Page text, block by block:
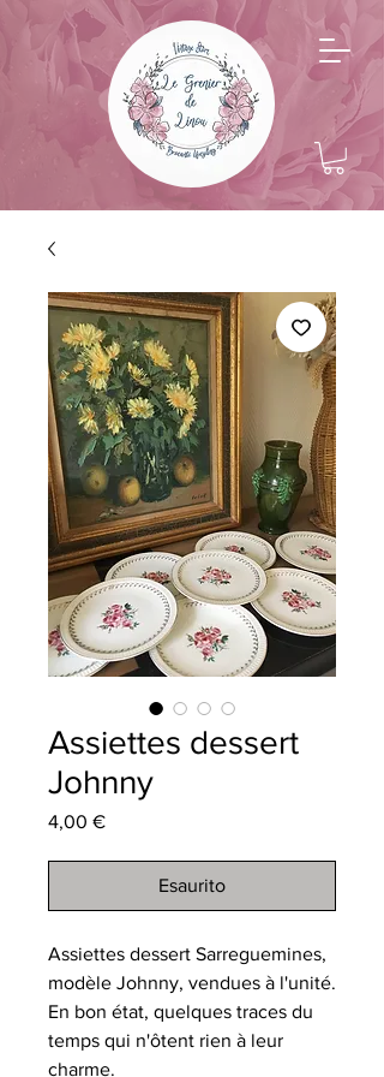
Assiettes dessert
Johnny
4,00 €Prezzo
Esaurito
Assiettes dessert Sarreguemines,
modèle Johnny, vendues à l'unité.
En bon état, quelques traces du
temps qui n'ôtent rien à leur
charme.